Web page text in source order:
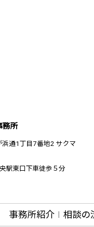
務所
通1丁目7番地2 サクマ
駅東口下車徒歩５分
事務所紹介 相談の